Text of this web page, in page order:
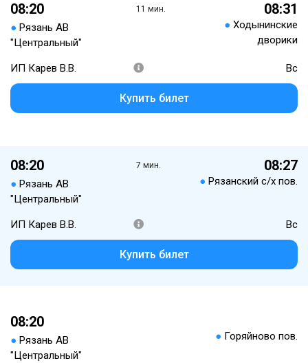
08:20
● Рязань АВ
"Центральный"
11 мин. 08:31
● Ходынинские
дворики
ИП Карев В.В. Вс
Купить билет
08:20
● Рязань АВ
"Центральный"
7 мин. 08:27
● Рязанский с/х пов.
ИП Карев В.В. Вс
Купить билет
08:20
● Рязань АВ
"Центральный"
● Горяйново пов.